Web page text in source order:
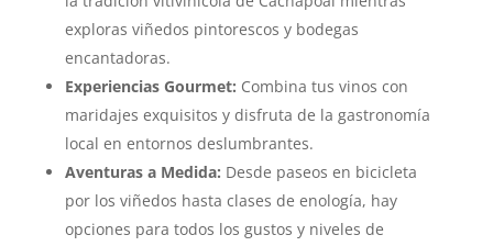
exploras viñedos pintorescos y bodegas
encantadoras.
Experiencias Gourmet: Combina tus vinos con
maridajes exquisitos y disfruta de la gastronomía
local en entornos deslumbrantes.
Aventuras a Medida: Desde paseos en bicicleta
por los viñedos hasta clases de enología, hay
opciones para todos los gustos y niveles de